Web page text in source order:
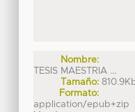
Nombre:
TESIS MAESTRIA ...
Tamaño:
Formato:
application/epub+zip